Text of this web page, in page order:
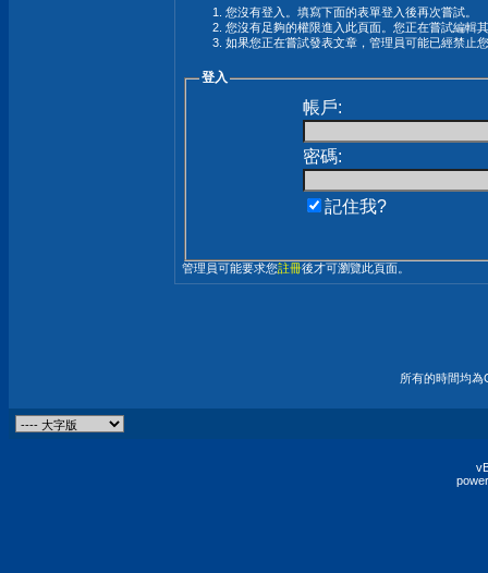
您沒有登入。填寫下面的表單登入後再次嘗試。
您沒有足夠的權限進入此頁面。您正在嘗試編輯
如果您正在嘗試發表文章，管理員可能已經禁止
登入
帳戶:
密碼:
記住我?
管理員可能要求您註冊後才可瀏覽此頁面。
所有的時間均為